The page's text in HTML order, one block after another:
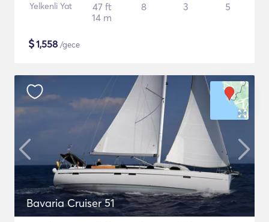
Yelkenli Yat
47 ft
14 m
8 3 5
$1,558 /gece
Bavaria Cruiser 51